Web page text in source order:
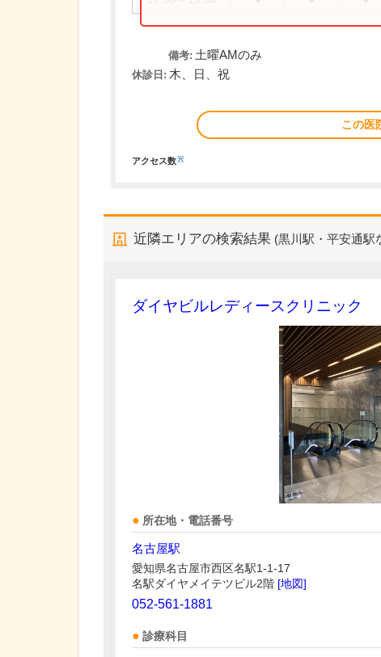
備考: 土曜AMのみ
休診日: 木、日、祝
この医
アクセス数※
近隣エリアの検索結果 (黒川駅・平安通駅
ダイヤビルレディースクリニック
所在地・電話番号
名古屋駅
愛知県名古屋市西区名駅1-1-17
名駅ダイヤメイテツビル2階 [地図]
052-561-1881
診療科目